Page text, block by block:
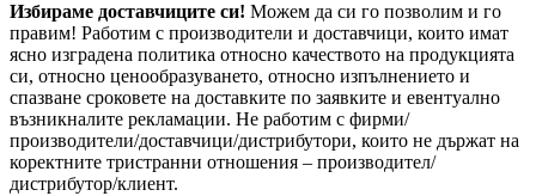
Избираме доставчиците си! Можем да си го позволим и го
правим! Работим с производители и доставчици, които имат
ясно изградена политика относно качеството на продукцията
си, относно ценообразуването, относно изпълнението и
спазване сроковете на доставките по заявките и евентуално
възникналите рекламации. Не работим с фирми/
производители/доставчици/дистрибутори, които не държат на
коректните тристранни отношения – производител/
дистрибутор/клиент.